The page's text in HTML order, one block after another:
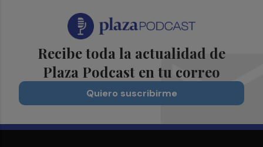
Recibe toda la actualidad de
Plaza Podcast en tu correo
Quiero suscribirme